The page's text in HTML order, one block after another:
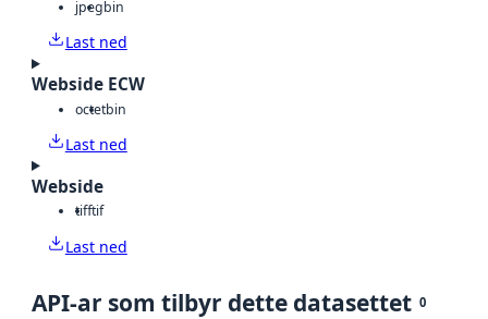
jpegbin
Last ned
Webside ECW
octetbin
Last ned
Webside
tifftif
Last ned
API-ar som tilbyr dette datasettet 0